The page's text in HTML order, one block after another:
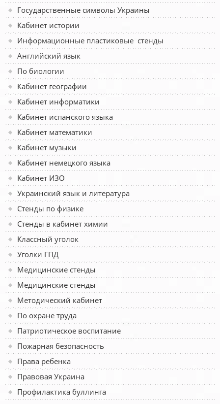
Государственные символы Украины
Кабинет истории
Информационные пластиковые стенды
Английский язык
По биологии
Кабинет географии
Кабинет информатики
Кабинет испанского языка
Кабинет математики
Кабинет музыки
Кабинет немецкого языка
Кабинет ИЗО
Украинский язык и литература
Стенды по физике
Стенды в кабинет химии
Классный уголок
Уголки ГПД
Медицинские стенды
Медицинские стенды
Методический кабинет
По охране труда
Патриотическое воспитание
Пожарная безопасность
Права ребенка
Правовая Украина
Профилактика буллинга